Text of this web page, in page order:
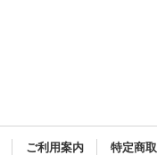
ご利用案内 特定商